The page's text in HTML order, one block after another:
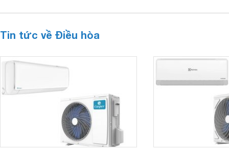
Tin tức về Điều hòa